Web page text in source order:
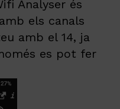
Analyser és
els canals
amb el 14, ja
es pot fer